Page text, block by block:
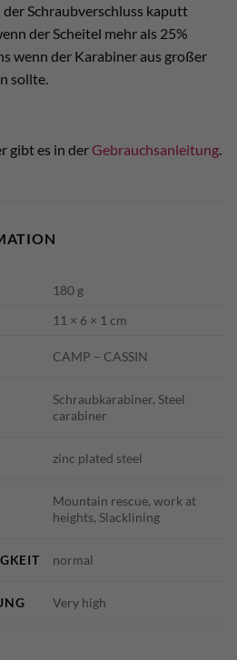
Schraubverschluss kaputt
der Scheitel mehr als 25%
wenn der Karabiner aus großer
sollte.
gibt es in derGebrauchsanleitung.
180 g
11 × 6 × 1 cm
CAMP – CASSIN
Schraubkarabiner, Steel
carabiner
zinc plated steel
Mountain rescue, work at
heights, Slacklining
normal
Very high